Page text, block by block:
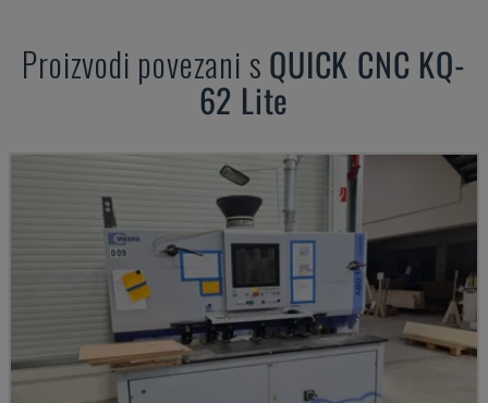
Proizvodi povezani s QUICK CNC KQ-
62 Lite